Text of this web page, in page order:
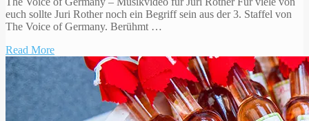
euch sollte Juri Rother noch ein Begriff sein aus der 3. Staffel von
The Voice of Germany. Berühmt …
Read More